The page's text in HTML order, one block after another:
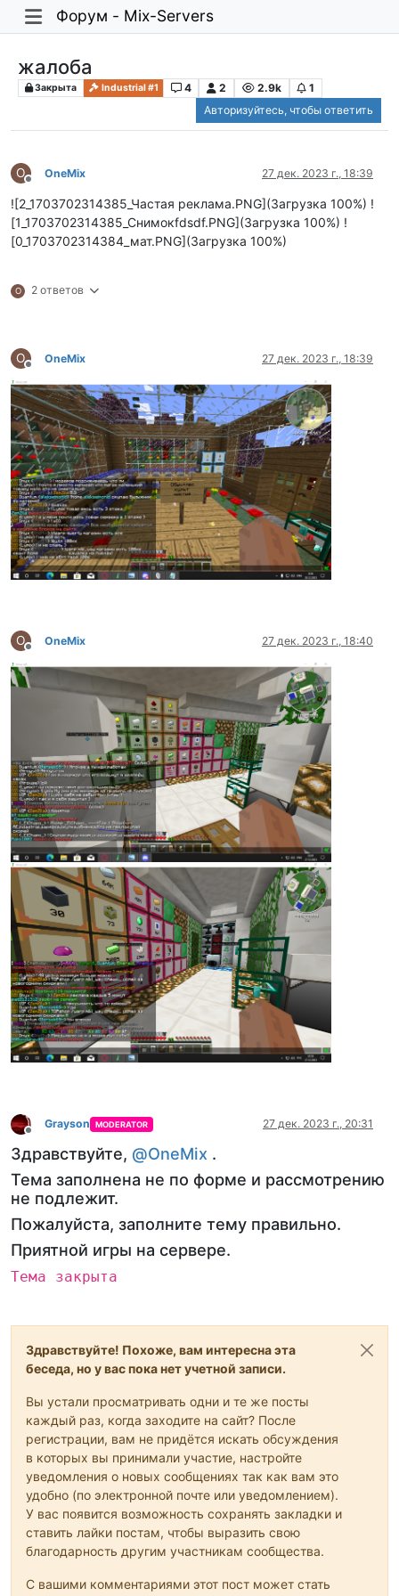
Форум - Mix-Servers
жалоба
Закрыта Industrial #1 4 2 2.9k
1
Авторизуйтесь, чтобы ответить
O
Не в сети
OneMix 27 дек. 2023 г., 18:39
![2_1703702314385_Частая реклама.PNG](Загрузка 100%) !
[1_1703702314385_Снимокfdsdf.PNG](Загрузка 100%) !
[0_1703702314384_мат.PNG](Загрузка 100%)
O 2 ответов
O
Не в сети
OneMix 27 дек. 2023 г., 18:39
O
Не в сети
OneMix 27 дек. 2023 г., 18:40
Не в сети
Grayson MODERATOR 27 дек. 2023 г., 20:31
Здравствуйте, @OneMix .
Тема заполнена не по форме и рассмотрению
не подлежит.
Пожалуйста, заполните тему правильно.
Приятной игры на сервере.
Тема закрыта
Здравствуйте! Похоже, вам интересна эта
беседа, но у вас пока нет учетной записи.
Вы устали просматривать одни и те же посты
каждый раз, когда заходите на сайт? После
регистрации, вам не придётся искать обсуждения
в которых вы принимали участие, настройте
уведомления о новых сообщениях так как вам это
удобно (по электронной почте или уведомлением).
У вас появится возможность сохранять закладки и
ставить лайки постам, чтобы выразить свою
благодарность другим участникам сообщества.
С вашими комментариями этот пост может стать